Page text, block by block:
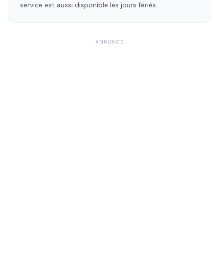
service est aussi disponible les jours fériés.
ANNONCE